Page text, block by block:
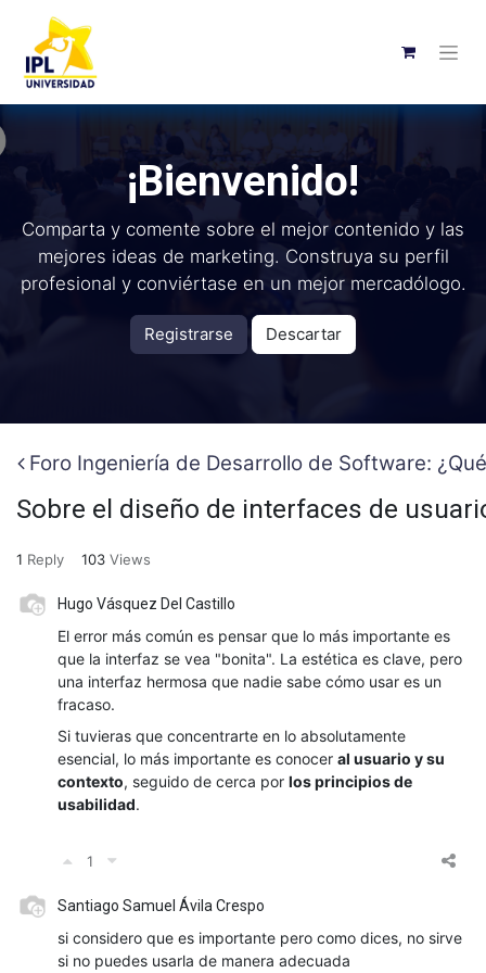
¡Bienvenido!
Comparta y comente sobre el mejor contenido y las
mejores ideas de marketing. Construya su perfil
profesional y conviértase en un mejor mercadólogo.
Registrarse Descartar
Foro Ingeniería de Desarrollo de Software:
Sobre el diseño de interfaces de
1 Reply 103 Views
Hugo Vásquez Del Castillo
El error más común es pensar que lo más importante es
que la interfaz se vea "bonita". La estética es clave, pero
una interfaz hermosa que nadie sabe cómo usar es un
fracaso.
Si tuvieras que concentrarte en lo absolutamente
esencial, lo más importante es conocer al usuario y su
contexto, seguido de cerca por los principios de
usabilidad.
1
Santiago Samuel Ávila Crespo
si considero que es importante pero como dices, no sirve
si no puedes usarla de manera adecuada